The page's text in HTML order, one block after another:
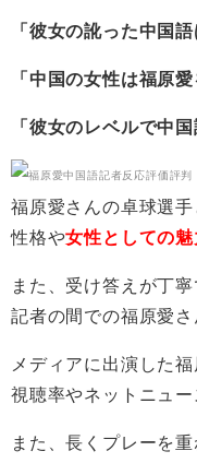
「彼女の訛った中国
「中国の女性は福原
「彼女のレベルで中
福原愛さんの卓球選手
性格や女性としての
また、受け答えが丁寧
記者の間での福原愛
メディアに出演した
視聴率やネットニュ
また、長くプレーを重